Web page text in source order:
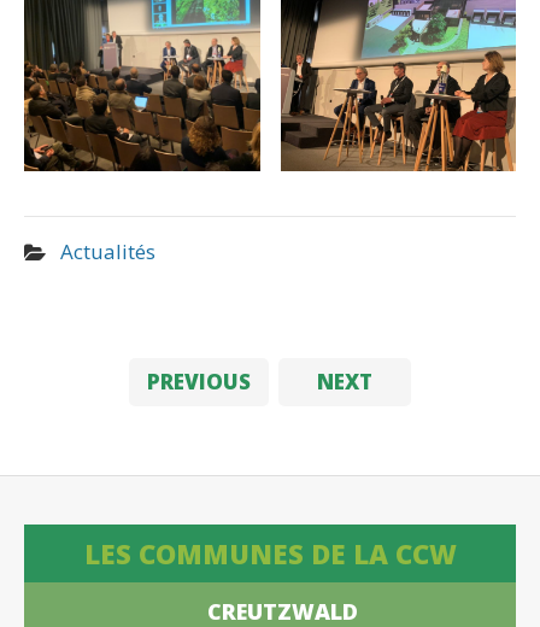
Actualités
PREVIOUS NEXT
LES COMMUNES DE LA CCW
CREUTZWALD